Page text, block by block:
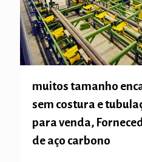
muitos tamanho
sem costura e
para venda,
de aço carbono